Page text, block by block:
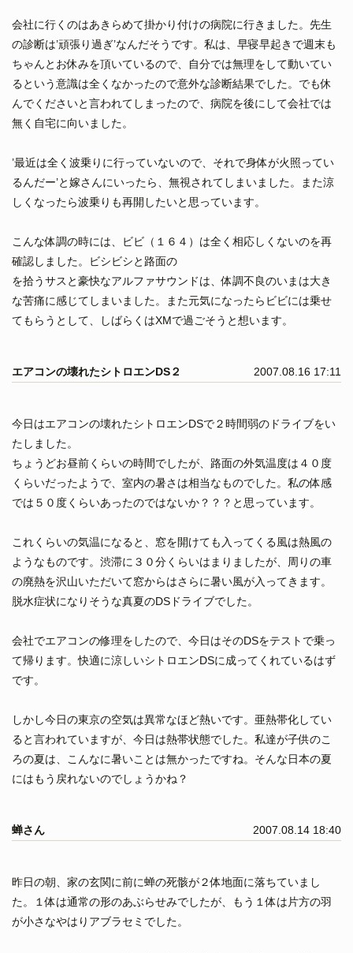
会社に行くのはあきらめて掛かり付けの病院に行きました。先生
の診断は’頑張り過ぎ’なんだそうです。私は、早寝早起きで週末も
ちゃんとお休みを頂いているので、自分では無理をして動いてい
るという意識は全くなかったので意外な診断結果でした。でも休
んでくださいと言われてしまったので、病院を後にして会社では
無く自宅に向いました。
’最近は全く波乗りに行っていないので、それで身体が火照ってい
るんだー’と嫁さんにいったら、無視されてしまいました。また涼
しくなったら波乗りも再開したいと思っています。
こんな体調の時には、ビビ（１６４）は全く相応しくないのを再
確認しました。ビシビシと路面の
を拾うサスと豪快なアルファサウンドは、体調不良のいまは大き
な苦痛に感じてしまいました。また元気になったらビビには乗せ
てもらうとして、しばらくはXMで過ごそうと想います。
エアコンの壊れたシトロエンDS２ 2007.08.16 17:11
今日はエアコンの壊れたシトロエンDSで２時間弱のドライブをい
たしました。
ちょうどお昼前くらいの時間でしたが、路面の外気温度は４０度
くらいだったようで、室内の暑さは相当なものでした。私の体感
では５０度くらいあったのではないか？？？と思っています。
これくらいの気温になると、窓を開けても入ってくる風は熱風の
ようなものです。渋滞に３０分くらいはまりましたが、周りの車
の廃熱を沢山いただいて窓からはさらに暑い風が入ってきます。
脱水症状になりそうな真夏のDSドライブでした。
会社でエアコンの修理をしたので、今日はそのDSをテストで乗っ
て帰ります。快適に涼しいシトロエンDSに成ってくれているはず
です。
しかし今日の東京の空気は異常なほど熱いです。亜熱帯化してい
ると言われていますが、今日は熱帯状態でした。私達が子供のこ
ろの夏は、こんなに暑いことは無かったですね。そんな日本の夏
にはもう戻れないのでしょうかね？
蝉さん 2007.08.14 18:40
昨日の朝、家の玄関に前に蝉の死骸が２体地面に落ちていまし
た。１体は通常の形のあぶらせみでしたが、もう１体は片方の羽
が小さなやはりアブラセミでした。